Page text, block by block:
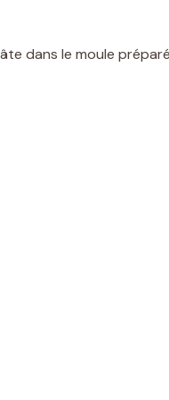
dans le moule